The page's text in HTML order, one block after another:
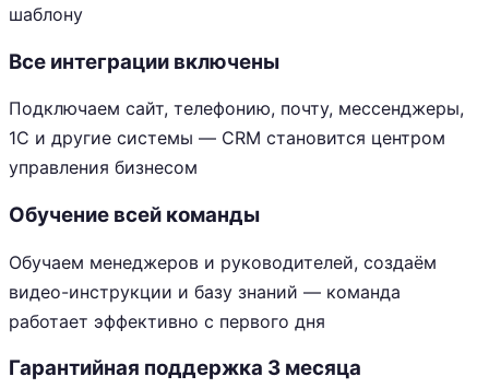
шаблону
Все интеграции включены
Подключаем сайт, телефонию, почту, мессенджеры,
1С и другие системы — CRM становится центром
управления бизнесом
Обучение всей команды
Обучаем менеджеров и руководителей, создаём
видео-инструкции и базу знаний — команда
работает эффективно с первого дня
Гарантийная поддержка 3 месяца